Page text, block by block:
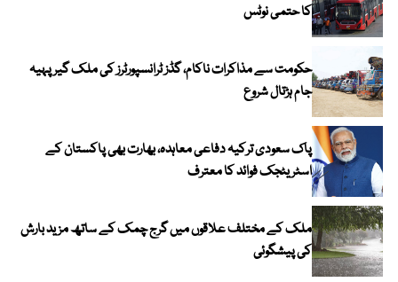
کا حتمی نوٹس
حکومت سے مذاکرات ناکام، گڈز ٹرانسپورٹرز کی ملک گیر پہیہ
جام ہڑتال شروع
پاک سعودی ترکیہ دفاعی معاہدہ، بھارت بھی پاکستان کے
اسٹریٹجک فوائد کا معترف
ملک کے مختلف علاقوں میں گرج چمک کے ساتھ مزید بارش
کی پیشگوئی